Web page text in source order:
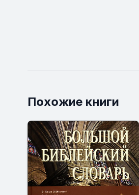
Похожие книги